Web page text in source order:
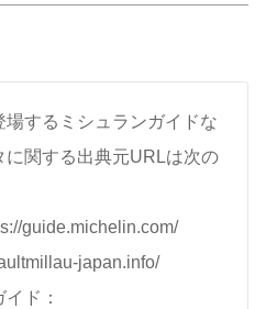
場するミシュランガイドな
に関する出典元URLは次の
guide.michelin.com/
japan.info/
ド：